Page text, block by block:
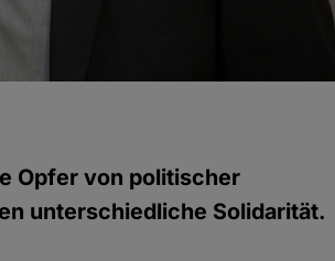
Opfer von politischer
unterschiedliche Solidarität.